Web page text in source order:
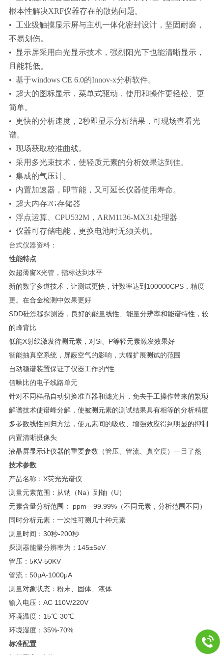
根本性解决XRF仪器存在的散热问题。
• 工业级触摸显示屏与主机一体化密封设计，坚固耐磨，
不易划伤。
• 显示屏采用白光显示技术，强烈阳光下也能清晰显示，
且能耗低。
• 基于windows CE 6.0的Innov-x分析软件。
• 超大的图标显示，菜单式驱动，使用和操作更轻松、更
简单。
• 更快的分析速度，2秒即显示分析结果，可现场查看光
谱。
• 现场获取校准曲线。
• 采用多光束技术，使轻质元素的分析效果达到佳。
• 集成的气压计。
• 内置加速器，即节能，又可延长仪器使用寿命。
• 超大内存2G存储器
• 浮点运算、CPU532M，ARM1136-MX31处理器
• 仪器可存储电能，更换电池时无须关机。
台式仪器资料：
性能特点
效超薄窗X光管，指标达到水平
新的数字多道技术，让测试更快，计数率达到100000CPS，精度
更。在合金检测中效果更好
SDD硅漂移探测器，良好的能量线性、能量分辨率和能谱特性，较
的峰背比
低能X射线激发待测元素，对Si、P等轻元素激发效果好
智能抽真空系统，屏蔽空气的影响，大幅扩展测试的范围
自动稳谱装置保证了仪器工作的*性
信噪比的电子线路单元
针对不同样品自动切换准直器和滤光片，免去手工操作带来的繁琐
解谱技术使谱峰分解，使被测元素的测试结果具有相等的分析精度
多参数线性回归方法，使元素间的吸收、增强效应得到明显的抑制
内置清晰摄像头
液晶屏显示让仪器的重要参数（管压、管流、真空度）一目了然
技术参数
产品名称：X荧光光谱仪
测量元素范围：从钠（Na）到铀（U）
元素含量分析范围： ppm—99.99%（不同元素，分析范围不同）
同时分析元素：一次性可测几十种元素
测量时间：30秒-200秒
探测器能量分辨率为：145±5eV
管压：5KV-50KV
管流：50μA-1000μA
测量对象状态：粉末、固体、液体
输入电压：AC 110V/220V
环境温度：15℃-30℃
环境湿度：35%-70%
标准配置